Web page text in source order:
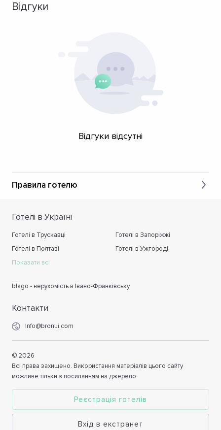
Відгуки
Відгуки відсутні
Правила готелю
Готелі в Україні
Готелі в Трускавці
Готелі в Запоріжжі
Готелі в Полтаві
Готелі в Ужгороді
Показати всі
blago - нерухомість в Івано-Франківську
Контакти
Info@bronui.com
© 2026
Всі права захищено. Використання матеріалів цього сайту
можливе тільки з посиланням на джерело.
Реєстрація готелів
Вхід в екстранет